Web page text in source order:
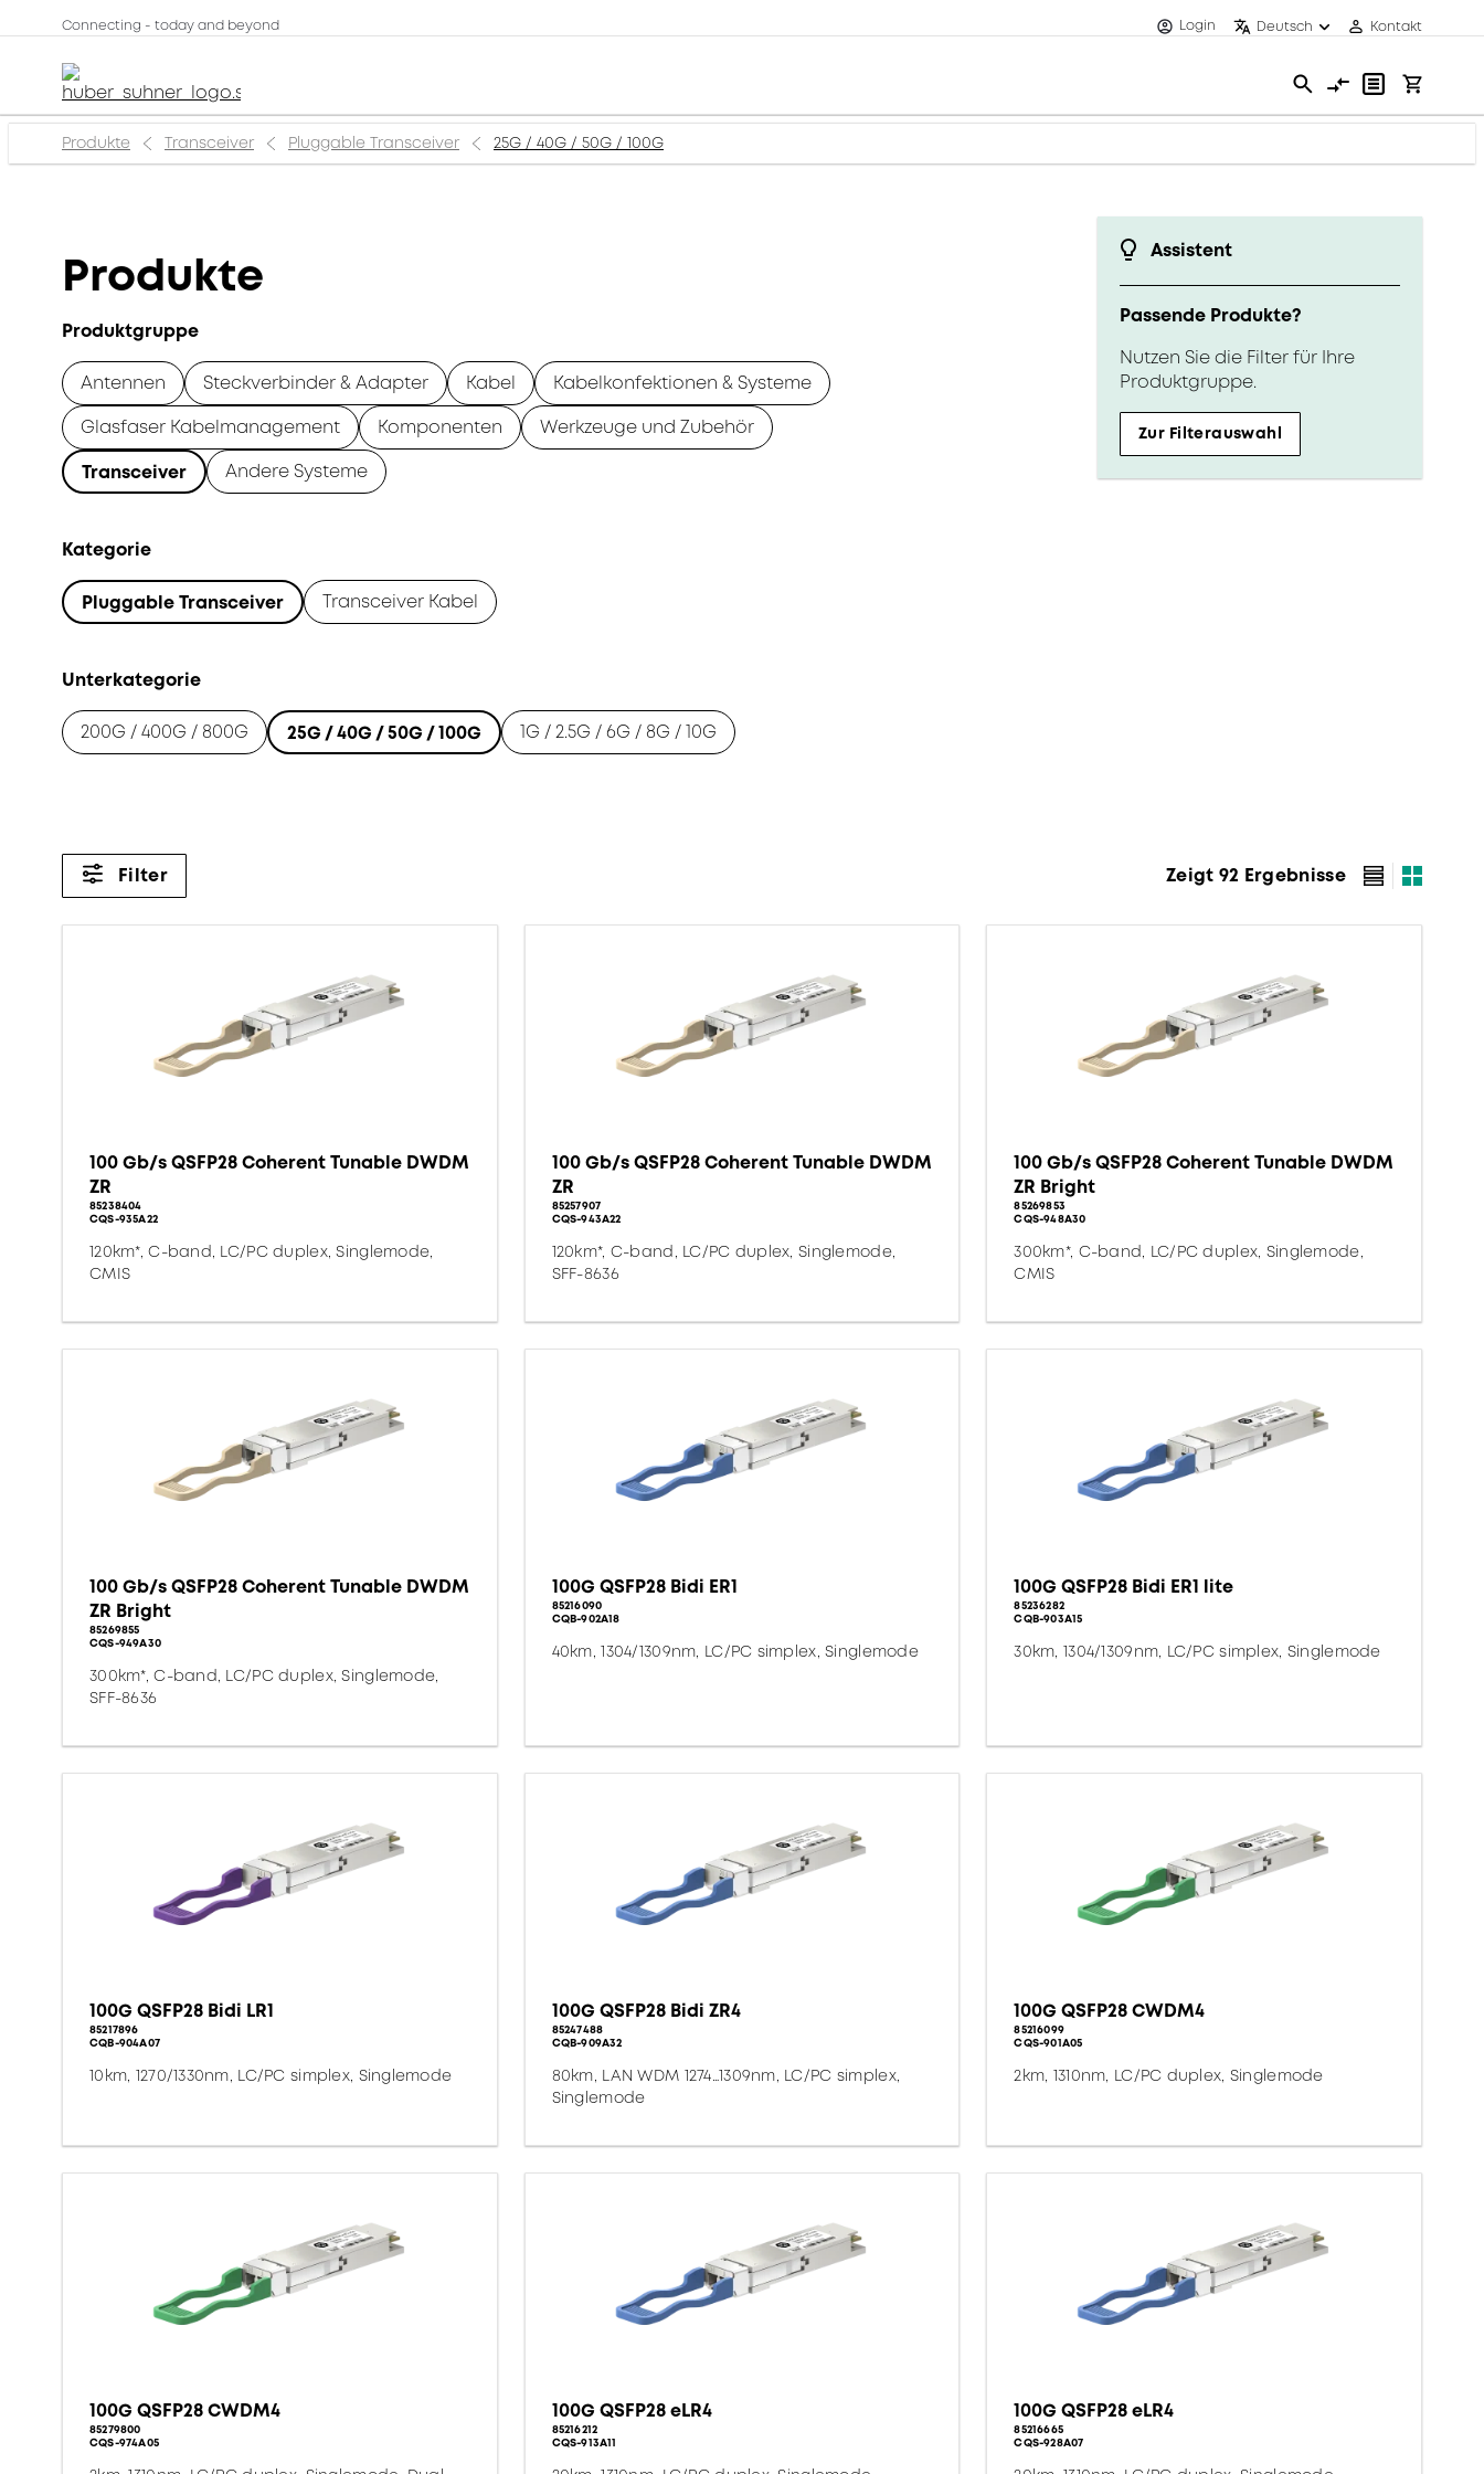
Connecting - today and beyond Login Deutsch Kontakt
Produkte Transceiver Pluggable Transceiver 25G / 40G / 50G / 100G
Assistent
Passende Produkte?
Nutzen Sie die Filter für Ihre
Produktgruppe.
Zur Filterauswahl
Produkte
Produktgruppe
Antennen Steckverbinder & Adapter Kabel
Kabelkonfektionen & Systeme
Glasfaser Kabelmanagement
Komponenten
Werkzeuge und Zubehör
Transceiver
Andere Systeme
Kategorie
Pluggable Transceiver Transceiver Kabel
Unterkategorie
200G / 400G / 800G 25G / 40G / 50G / 100G 1G / 2.5G / 6G / 8G / 10G
Filter Zeigt 92 Ergebnisse
100 Gb/s QSFP28 Coherent Tunable DWDM
ZR
85238404
CQS-935A22
120km*, C-band, LC/PC duplex, Singlemode,
CMIS
100 Gb/s QSFP28 Coherent Tunable DWDM
ZR
85257907
CQS-943A22
120km*, C-band, LC/PC duplex, Singlemode,
SFF-8636
100 Gb/s QSFP28 Coherent Tunable DWDM
ZR Bright
85269853
CQS-948A30
300km*, C-band, LC/PC duplex, Singlemode,
CMIS
100 Gb/s QSFP28 Coherent Tunable DWDM
ZR Bright
85269855
CQS-949A30
300km*, C-band, LC/PC duplex, Singlemode,
SFF-8636
100G QSFP28 Bidi ER1
85216090
CQB-902A18
40km, 1304/1309nm, LC/PC simplex, Singlemode
100G QSFP28 Bidi ER1 lite
85236282
CQB-903A15
30km, 1304/1309nm, LC/PC simplex, Singlemode
100G QSFP28 Bidi LR1
85217896
CQB-904A07
10km, 1270/1330nm, LC/PC simplex, Singlemode
100G QSFP28 Bidi ZR4
85247488
CQB-909A32
80km, LAN WDM 1274…1309nm, LC/PC simplex,
Singlemode
100G QSFP28 CWDM4
85216099
CQS-901A05
2km, 1310nm, LC/PC duplex, Singlemode
100G QSFP28 CWDM4
85279800
CQS-974A05
100G QSFP28 eLR4
85216212
CQS-913A11
100G QSFP28 eLR4
85216665
CQS-928A07